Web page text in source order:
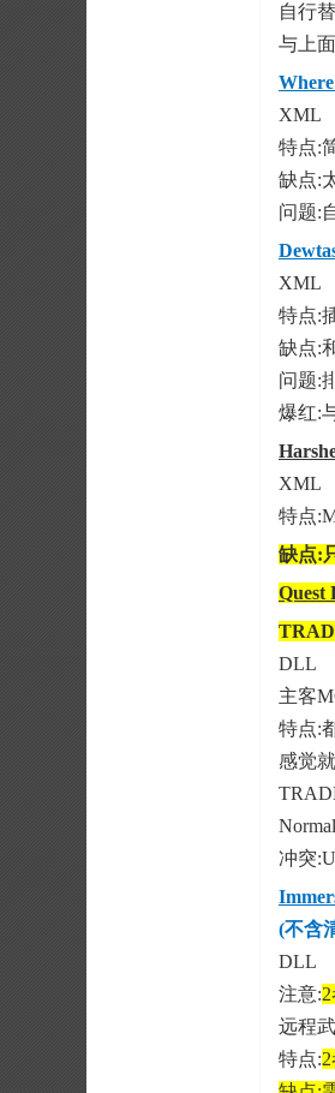
自行
与上
XML
特点:
缺点:
问题:
XML
特点:
缺点:
问题:
爆红:
XML
特点
缺点:
Quest
DLL
主客
特点:
感觉
冲突
(不含
DLL
注意:
远程
特点: